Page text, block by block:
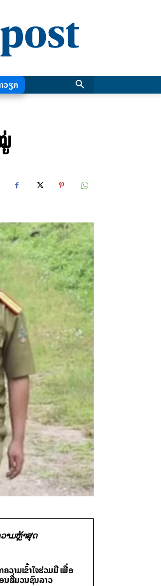
ວຽກ
າມຫຼ້າສຸດ
າມເຂົ້າໃຈຮ່ວມມື ເພື່ອ
ນສື່ມວນຊົນລາວ